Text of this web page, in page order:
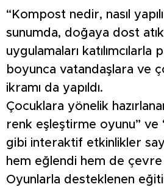
“Kompost nedir, nasıl
sunumda, doğaya dost
uygulamaları katılımcılarla
boyunca vatandaşlara ve
ikramı da yapıldı.
Çocuklara yönelik
renk eşleştirme oyunu”
gibi interaktif etkinlikler
hem eğlendi hem de çevre
Oyunlarla desteklenen